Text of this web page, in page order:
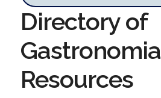
Directory of
Gastronomia
Resources